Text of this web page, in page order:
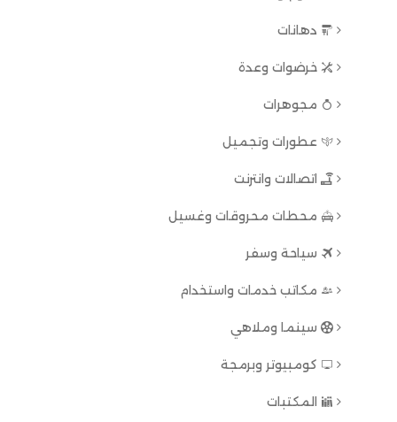
دهانات
خرضوات وعدة
مجوهرات
عطورات وتجميل
اتصالات وانترنت
محطات محروقات وغسيل
سياحة وسفر
مكاتب خدمات واستخدام
سينما وملاهي
كومبيوتر وبرمجة
المكتبات